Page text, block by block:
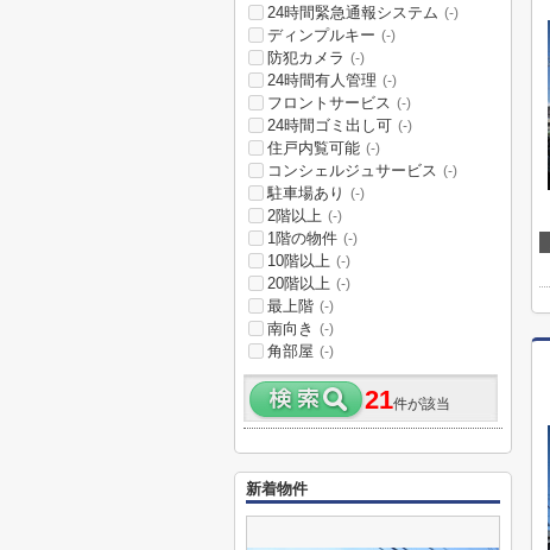
24時間緊急通報システム (-)
ディンプルキー (-)
防犯カメラ (-)
24時間有人管理 (-)
フロントサービス (-)
24時間ゴミ出し可 (-)
住戸内覧可能 (-)
コンシェルジュサービス (-)
駐車場あり (-)
2階以上 (-)
1階の物件 (-)
10階以上 (-)
20階以上 (-)
最上階 (-)
南向き (-)
角部屋 (-)
21件が該当
新着物件